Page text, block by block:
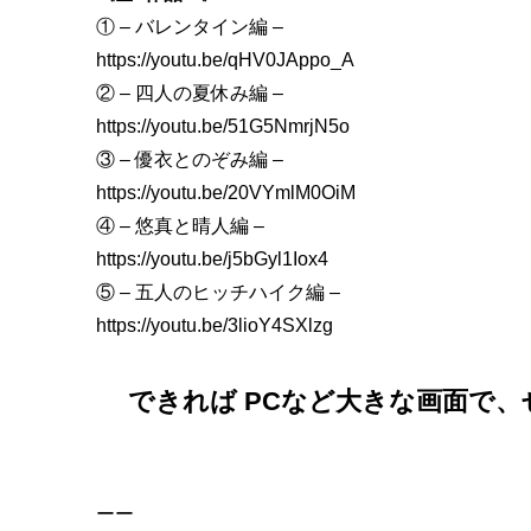
① – バレンタイン編 –
https://youtu.be/qHV0JAppo_A
② – 四人の夏休み編 –
https://youtu.be/51G5NmrjN5o
③ – 優衣とのぞみ編 –
https://youtu.be/20VYmlM0OiM
④ – 悠真と晴人編 –
https://youtu.be/j5bGyl1Iox4
⑤ – 五人のヒッチハイク編 –
https://youtu.be/3lioY4SXlzg
できれば PCなど大きな画面で、
ーー